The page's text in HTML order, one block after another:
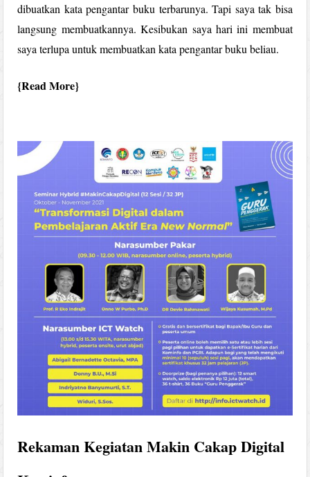
dibuatkan kata pengantar buku terbarunya. Tapi saya tak bisa
langsung membuatkannya. Kesibukan saya hari ini membuat
saya terlupa untuk membuatkan kata pengantar buku beliau.
Read More
Rekaman Kegiatan Makin Cakap Digital